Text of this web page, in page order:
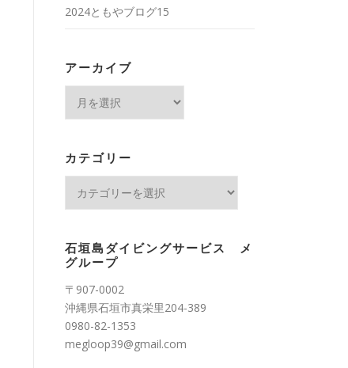
2024ともやブログ15
アーカイブ
ブ
カテゴリー
ー
石垣島ダイビングサービス メ
グループ
〒907-0002
沖縄県石垣市真栄里204-389
0980-82-1353
megloop39@gmail.com